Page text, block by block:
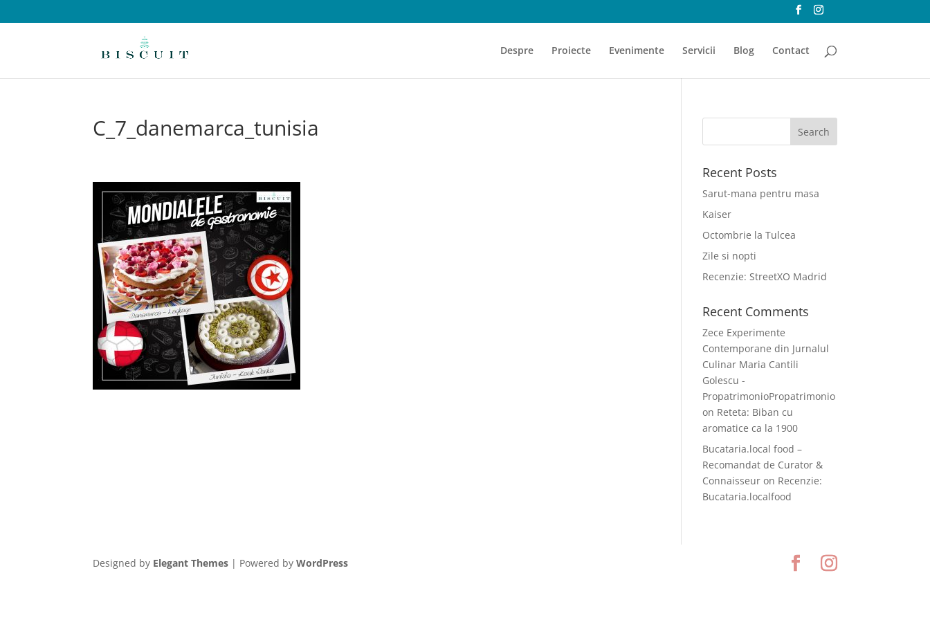
Despre Proiecte Evenimente Servicii Blog Contact
C_7_danemarca_tunisia
Recent Posts
Sarut-mana pentru masa
Kaiser
Octombrie la Tulcea
Zile si nopti
Recenzie: StreetXO Madrid
Recent Comments
Zece Experimente
Contemporane din Jurnalul
Culinar Maria Cantili
Golescu -
PropatrimonioPropatrimonio
on Reteta: Biban cu
aromatice ca la 1900
Bucataria.local food –
Recomandat de Curator &
Connaisseur on Recenzie:
Bucataria.localfood
Designed by Elegant Themes | Powered byWordPress